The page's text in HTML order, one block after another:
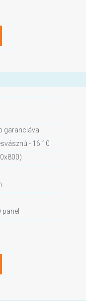
garanciával
- 16:10
panel